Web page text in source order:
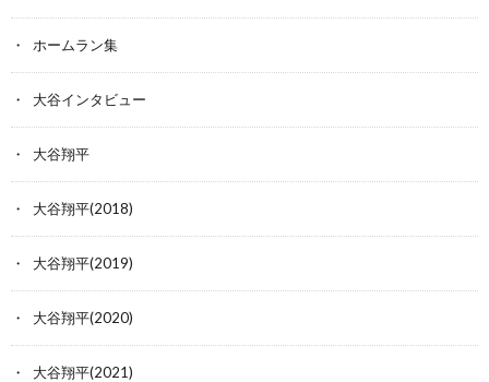
ホームラン集
大谷インタビュー
大谷翔平
大谷翔平(2018)
大谷翔平(2019)
大谷翔平(2020)
大谷翔平(2021)